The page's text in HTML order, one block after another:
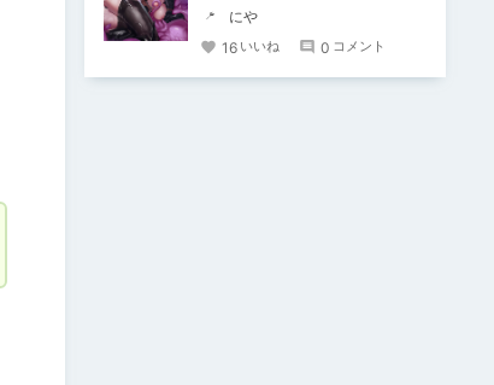
にや
16 いいね 0 コメント